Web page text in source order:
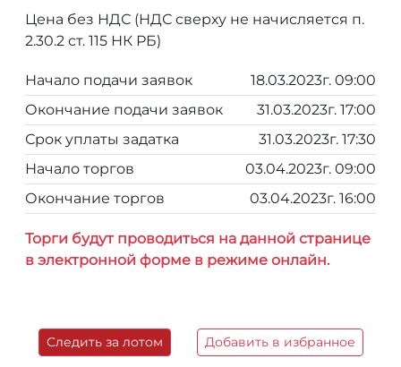
Цена без НДС (НДС сверху не начисляется п.
2.30.2 ст. 115 НК РБ)
Начало подачи заявок
18.03.2023г. 09:00
Окончание подачи заявок
31.03.2023г. 17:00
Срок уплаты задатка
31.03.2023г. 17:30
Начало торгов
03.04.2023г. 09:00
Окончание торгов
03.04.2023г. 16:00
Торги будут проводиться на данной странице
в электронной форме в режиме онлайн.
Следить за лотом Добавить в избранное